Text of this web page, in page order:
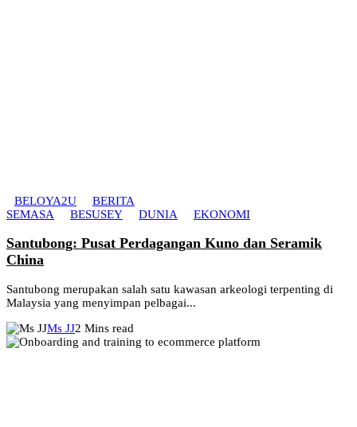
BELOYA2U
BERITA
SEMASA
BESUSEY DUNIA EKONOMI
Santubong: Pusat Perdagangan Kuno dan Seramik
China
Santubong merupakan salah satu kawasan arkeologi terpenting di
Malaysia yang menyimpan pelbagai...
Ms JJ2 Mins read